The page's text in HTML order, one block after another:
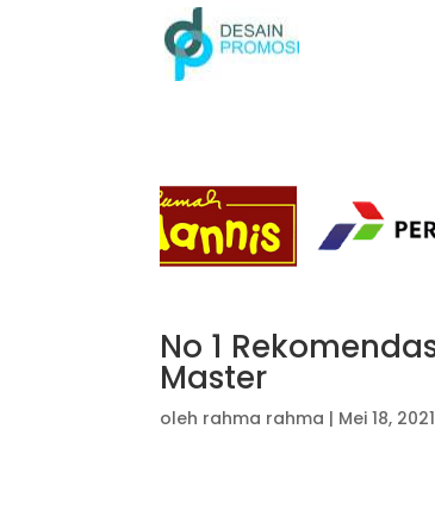
No 1
Master
oleh rahma rahma | Mei 18, 2021